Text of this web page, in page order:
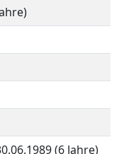
(6 Jahre)